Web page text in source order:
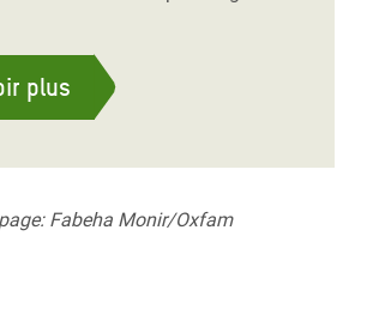
plus
Fabeha Monir/Oxfam